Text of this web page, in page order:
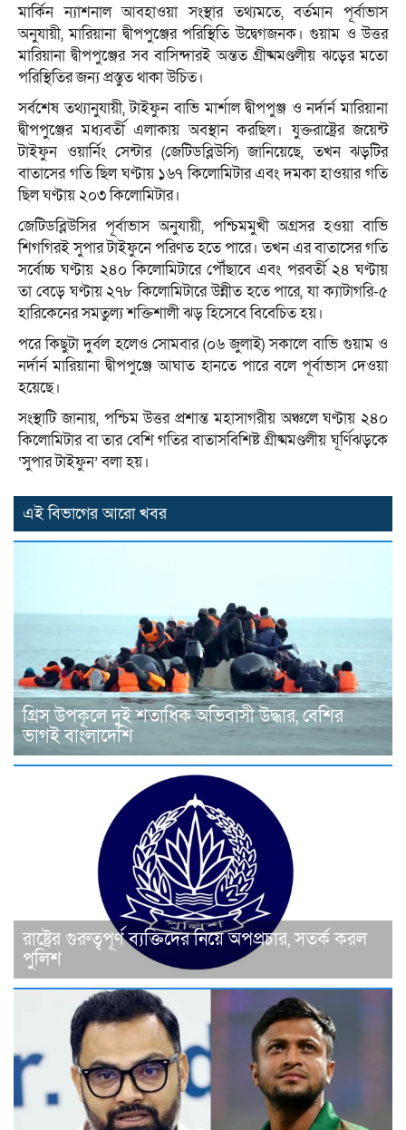
মার্কিন ন্যাশনাল আবহাওয়া সংস্থার তথ্যমতে, বর্তমান পূর্বাভাস
অনুযায়ী, মারিয়ানা দ্বীপপুঞ্জের পরিস্থিতি উদ্বেগজনক। গুয়াম ও উত্তর
মারিয়ানা দ্বীপপুঞ্জের সব বাসিন্দারই অন্তত গ্রীষ্মমণ্ডলীয় ঝড়ের মতো
পরিস্থিতির জন্য প্রস্তুত থাকা উচিত।
সর্বশেষ তথ্যানুযায়ী, টাইফুন বাভি মার্শাল দ্বীপপুঞ্জ ও নর্দার্ন মারিয়ানা
দ্বীপপুঞ্জের মধ্যবর্তী এলাকায় অবস্থান করছিল। যুক্তরাষ্ট্রের জয়েন্ট
টাইফুন ওয়ার্নিং সেন্টার (জেটিডব্লিউসি) জানিয়েছে, তখন ঝড়টির
বাতাসের গতি ছিল ঘণ্টায় ১৬৭ কিলোমিটার এবং দমকা হাওয়ার গতি
ছিল ঘণ্টায় ২০৩ কিলোমিটার।
জেটিডব্লিউসির পূর্বাভাস অনুযায়ী, পশ্চিমমুখী অগ্রসর হওয়া বাভি
শিগগিরই সুপার টাইফুনে পরিণত হতে পারে। তখন এর বাতাসের গতি
সর্বোচ্চ ঘণ্টায় ২৪০ কিলোমিটারে পৌঁছাবে এবং পরবর্তী ২৪ ঘণ্টায়
তা বেড়ে ঘণ্টায় ২৭৮ কিলোমিটারে উন্নীত হতে পারে, যা ক্যাটাগরি-৫
হারিকেনের সমতুল্য শক্তিশালী ঝড় হিসেবে বিবেচিত হয়।
পরে কিছুটা দুর্বল হলেও সোমবার (০৬ জুলাই) সকালে বাভি গুয়াম ও
নর্দার্ন মারিয়ানা দ্বীপপুঞ্জে আঘাত হানতে পারে বলে পূর্বাভাস দেওয়া
হয়েছে।
সংস্থাটি জানায়, পশ্চিম উত্তর প্রশান্ত মহাসাগরীয় অঞ্চলে ঘণ্টায় ২৪০
কিলোমিটার বা তার বেশি গতির বাতাসবিশিষ্ট গ্রীষ্মমণ্ডলীয় ঘূর্ণিঝড়কে
‘সুপার টাইফুন’ বলা হয়।
এই বিভাগের আরো খবর
গ্রিস উপকূলে দুই শতাধিক অভিবাসী উদ্ধার, বেশির
ভাগই বাংলাদেশি
রাষ্ট্রের গুরুত্বপূর্ণ ব্যক্তিদের নিয়ে অপপ্রচার, সতর্ক করল
পুলিশ